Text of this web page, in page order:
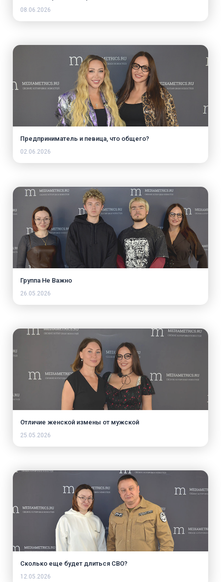
08.06.2026
Предприниматель и певица, что общего?
02.06.2026
Группа Не Важно
26.05.2026
Отличие женской измены от мужской
25.05.2026
Сколько еще будет длиться СВО?
12.05.2026